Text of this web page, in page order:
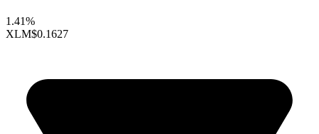
1.41%
XLM$0.1627